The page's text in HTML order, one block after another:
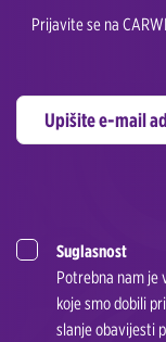
Prijavite se na
Suglasnost
Potrebna nam je
koje smo dobili
slanje obavijesti